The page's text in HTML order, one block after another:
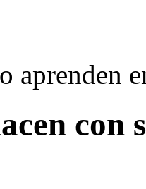
aprenden